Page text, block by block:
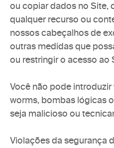
ou copiar dados no Site,
qualquer recurso ou
nossos cabeçalhos de
outras medidas que
ou restringir o acesso ao
Você não pode introduzir
worms, bombas lógicas
seja malicioso ou
Violações da segurança